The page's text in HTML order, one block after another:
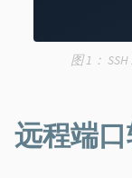
图 1：
远程端